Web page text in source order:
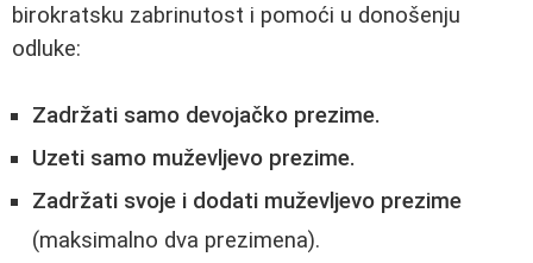
birokratsku zabrinutost i pomoći u donošenju
odluke:
Zadržati samo devojačko prezime.
Uzeti samo muževljevo prezime.
Zadržati svoje i dodati muževljevo prezime
(maksimalno dva prezimena).